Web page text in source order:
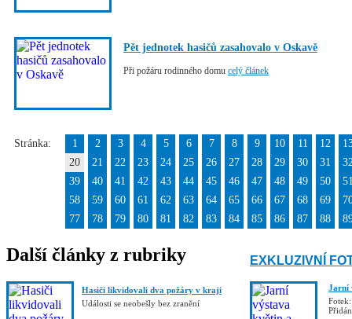
Pět jednotek hasičů zasahovalo v Oskavě
Při požáru rodinného domu celý článek
Stránka: 1 2 3 4 5 6 7 8 9 10 11 12
20
21 22 23 24 25 26 27 28 29 30 31
39
40 41 42 43 44 45 46 47 48 49 50
58
59 60 61 62 63 64 65 66 67 68 69
77
78 79 80 81 82 83 84 85 86 87 88
Další články z rubriky
Hasiči likvidovali dva požáry v kraji
Události se neobešly bez zranění
EXKLUZIVNÍ
Jarní